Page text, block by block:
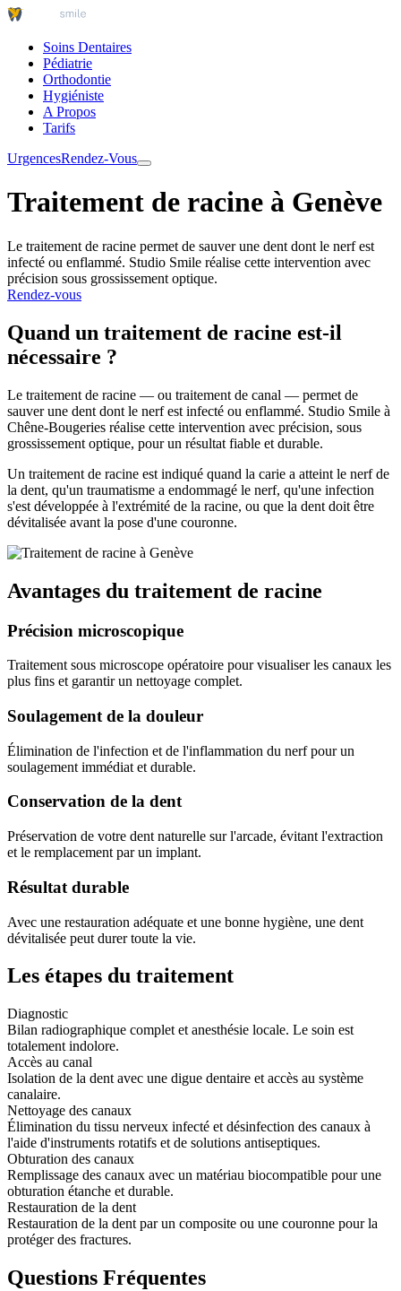
Soins Dentaires
Pédiatrie
Orthodontie
Hygiéniste
A Propos
Tarifs
UrgencesRendez-Vous
Traitement de racine à Genève
Le traitement de racine permet de sauver une dent dont le nerf est
infecté ou enflammé. Studio Smile réalise cette intervention avec
précision sous grossissement optique.
Rendez-vous
Quand un traitement de racine est-il
nécessaire ?
Le traitement de racine — ou traitement de canal — permet de
sauver une dent dont le nerf est infecté ou enflammé. Studio Smile à
Chêne-Bougeries réalise cette intervention avec précision, sous
grossissement optique, pour un résultat fiable et durable.
Un traitement de racine est indiqué quand la carie a atteint le nerf de
la dent, qu'un traumatisme a endommagé le nerf, qu'une infection
s'est développée à l'extrémité de la racine, ou que la dent doit être
dévitalisée avant la pose d'une couronne.
Avantages du traitement de racine
Précision microscopique
Traitement sous microscope opératoire pour visualiser les canaux les
plus fins et garantir un nettoyage complet.
Soulagement de la douleur
Élimination de l'infection et de l'inflammation du nerf pour un
soulagement immédiat et durable.
Conservation de la dent
Préservation de votre dent naturelle sur l'arcade, évitant l'extraction
et le remplacement par un implant.
Résultat durable
Avec une restauration adéquate et une bonne hygiène, une dent
dévitalisée peut durer toute la vie.
Les étapes du traitement
Diagnostic
Bilan radiographique complet et anesthésie locale. Le soin est
totalement indolore.
Accès au canal
Isolation de la dent avec une digue dentaire et accès au système
canalaire.
Nettoyage des canaux
Élimination du tissu nerveux infecté et désinfection des canaux à
l'aide d'instruments rotatifs et de solutions antiseptiques.
Obturation des canaux
Remplissage des canaux avec un matériau biocompatible pour une
obturation étanche et durable.
Restauration de la dent
Restauration de la dent par un composite ou une couronne pour la
protéger des fractures.
Questions Fréquentes